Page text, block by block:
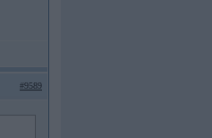
#9589